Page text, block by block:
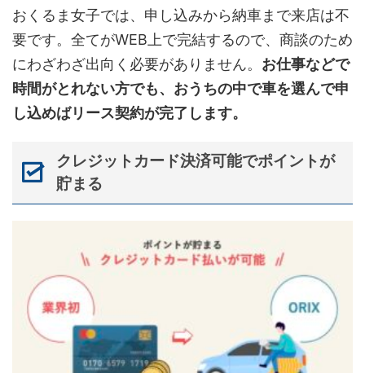
おくるま女子では、申し込みから納車まで来店は不
要です。全てがWEB上で完結するので、商談のため
にわざわざ出向く必要がありません。 お仕事などで
時間がとれない方でも、おうちの中で車を選んで申
し込めばリース契約が完了します。
クレジットカード決済可能でポイントが
貯まる